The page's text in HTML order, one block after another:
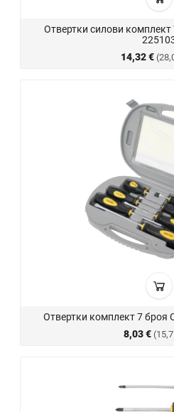
Отвертки силови комплект
14,32 €
Отвертки комплект 7 броя
8,03 €